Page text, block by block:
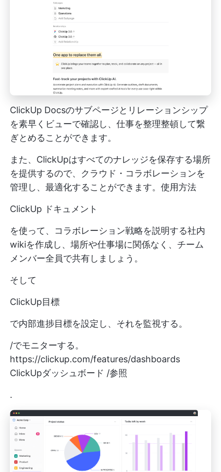
ClickUp Docsのサブページとリレーションシップ
を素早くビューで確認し、仕事を整理整頓して繋
ぎとめることができます。
また、ClickUpはすべてのナレッジを保存する場所
を提供するので、クラウド・コラボレーションを
管理し、最適化することができます。使用方法
ClickUp ドキュメント
を使って、コラボレーション戦略を説明する社内
wikiを作成し、場所や仕事場に関係なく、チーム
メンバー全員で共有しましょう。
そして
ClickUp目標
で内部進捗目標を設定し、それを監視する。
/でモニターする。
https://clickup.com/features/dashboards
ClickUpダッシュボード /参照
.